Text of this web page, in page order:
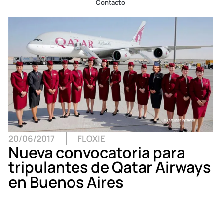
Contacto
20/06/2017 FLOXIE
Nueva convocatoria para
tripulantes de Qatar Airways
en Buenos Aires